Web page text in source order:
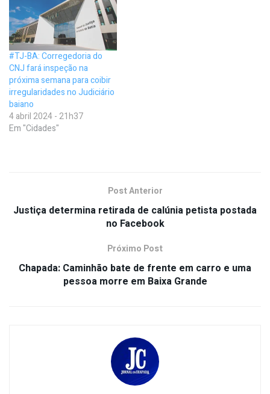
#TJ-BA: Corregedoria do
CNJ fará inspeção na
próxima semana para coibir
irregularidades no Judiciário
baiano
4 abril 2024 - 21h37
Em "Cidades"
Post Anterior
Justiça determina retirada de calúnia petista postada
no Facebook
Próximo Post
Chapada: Caminhão bate de frente em carro e uma
pessoa morre em Baixa Grande